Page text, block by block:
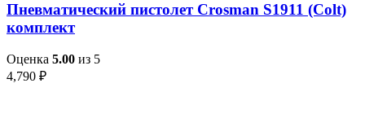
Пневматический пистолет Crosman S1911 (Colt)
комплект
Оценка 5.00 из 5
4,790 ₽